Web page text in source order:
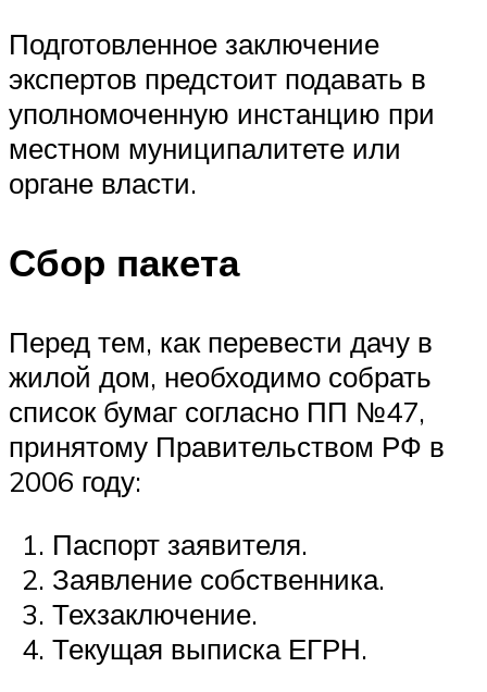
Подготовленное заключение
экспертов предстоит подавать в
уполномоченную инстанцию при
местном муниципалитете или
органе власти.
Сбор пакета
Перед тем, как перевести дачу в
жилой дом, необходимо собрать
список бумаг согласно ПП №47,
принятому Правительством РФ в
2006 году:
Паспорт заявителя.
Заявление собственника.
Техзаключение.
Текущая выписка ЕГРН.